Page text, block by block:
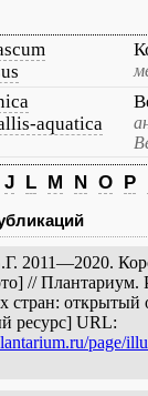
aquatica
J L M N O P
2011—2020.
//
стран: открытый
ресурс] URL:
page/